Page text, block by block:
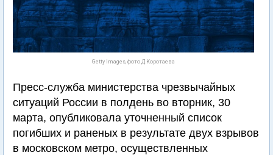
Getty Images, фото Д.Коротаева
Пресс-служба министерства чрезвычайных
ситуаций России в полдень во вторник, 30
марта, опубликовала уточненный список
погибших и раненых в результате двух взрывов
в московском метро, осуществленных